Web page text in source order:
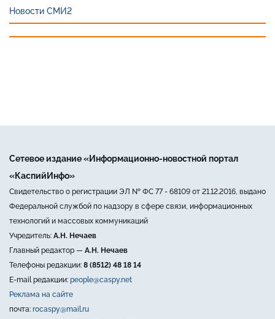
Новости СМИ2
Сетевое издание «Информационно-новостной портал
«КаспийИнфо»
Свидетельство о регистрации ЭЛ № ФС 77 - 68109 от 21.12.2016, выдано
Федеральной службой по надзору в сфере связи, информационных
технологий и массовых коммуникаций
Учредитель: А.Н. Нечаев
Главный редактор — А.Н. Нечаев
Телефоны редакции: 8 (8512) 48 18 14
E-mail редакции: people@caspy.net
Реклама на сайте
почта: rocaspy@mail.ru